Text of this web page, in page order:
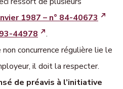
1987 – n° 84-40673
44978
.
concurrence régulière lie le
il doit la respecter.
de préavis à l’initiative